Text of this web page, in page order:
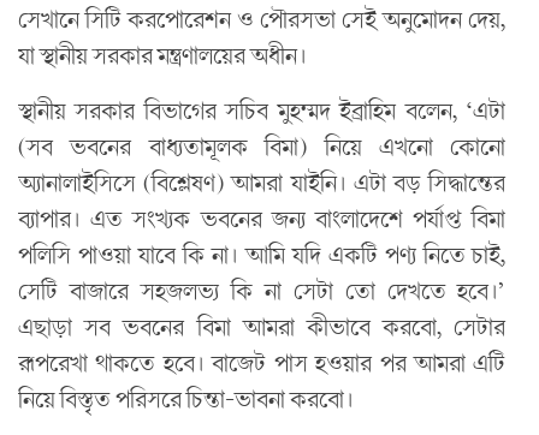
সেখানে সিটি করপোরেশন ও পৌরসভা সেই অনুমোদন দেয়,
যা স্থানীয় সরকার মন্ত্রণালয়ের অধীন।
স্থানীয় সরকার বিভাগের সচিব মুহম্মদ ইব্রাহিম বলেন, ‘এটা
(সব ভবনের বাধ‌্যতামূলক বিমা) নিয়ে এখনো কোনো
অ্যানালাইসিসে (বিশ্লেষণ) আমরা যাইনি। এটা বড় সিদ্ধান্তের
ব্যাপার। এত সংখ্যক ভবনের জন্য বাংলাদেশে পর্যাপ্ত বিমা
পলিসি পাওয়া যাবে কি না। আমি যদি একটি পণ্য নিতে চাই,
সেটি বাজারে সহজলভ‌্য কি না সেটা তো দেখতে হবে।’
এছাড়া সব ভবনের বিমা আমরা কীভাবে করবো, সেটার
রূপরেখা থাকতে হবে। বাজেট পাস হওয়ার পর আমরা এটি
নিয়ে বিস্তৃত পরিসরে চিন্তা-ভাবনা করবো।